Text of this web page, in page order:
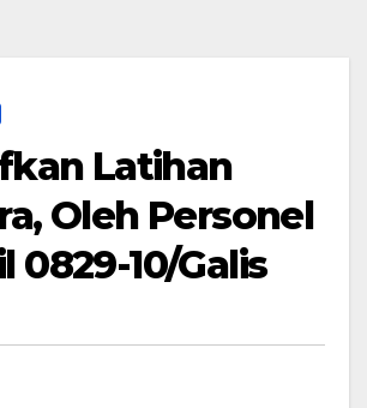
Latihan
Oleh Personel
0829-10/Galis